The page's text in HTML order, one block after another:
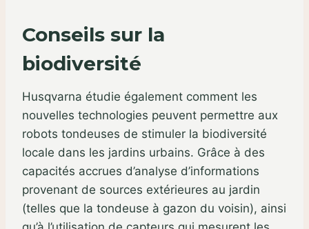
Conseils sur la
biodiversité
Husqvarna étudie également comment les
nouvelles technologies peuvent permettre aux
robots tondeuses de stimuler la biodiversité
locale dans les jardins urbains. Grâce à des
capacités accrues d’analyse d’informations
provenant de sources extérieures au jardin
(telles que la tondeuse à gazon du voisin), ainsi